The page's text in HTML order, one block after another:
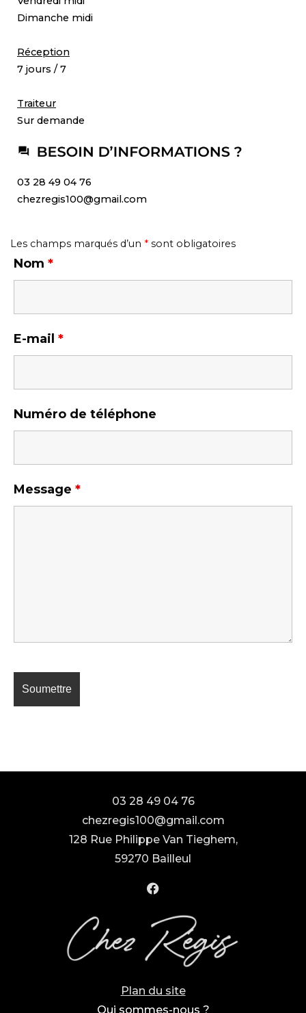
Dimanche midi
Réception
7 jours / 7
Traiteur
Sur demande
03 28 49 04 76
chezregis100@gmail.com
Les champs marqués d’un * sont obligatoires
Nom *
E-mail *
Numéro de téléphone
Message *
03 28 49 04 76
chezregis100@gmail.com
128 Rue Philippe Van Tieghem,
59270 Bailleul
Plan du site
Qui sommes-nous ?